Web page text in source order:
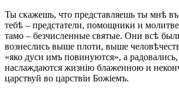
Ты скажешь, что представляешь ты мнѣ
тебѣ – предстатели, помощники и
тамо – безчисленные святые. Они всѣ
вознеслись выше плоти, выше
«яко дуси имъ повинуются», а
наслаждаются жизнію блаженною и
царствуй во царствіи Божіемъ.